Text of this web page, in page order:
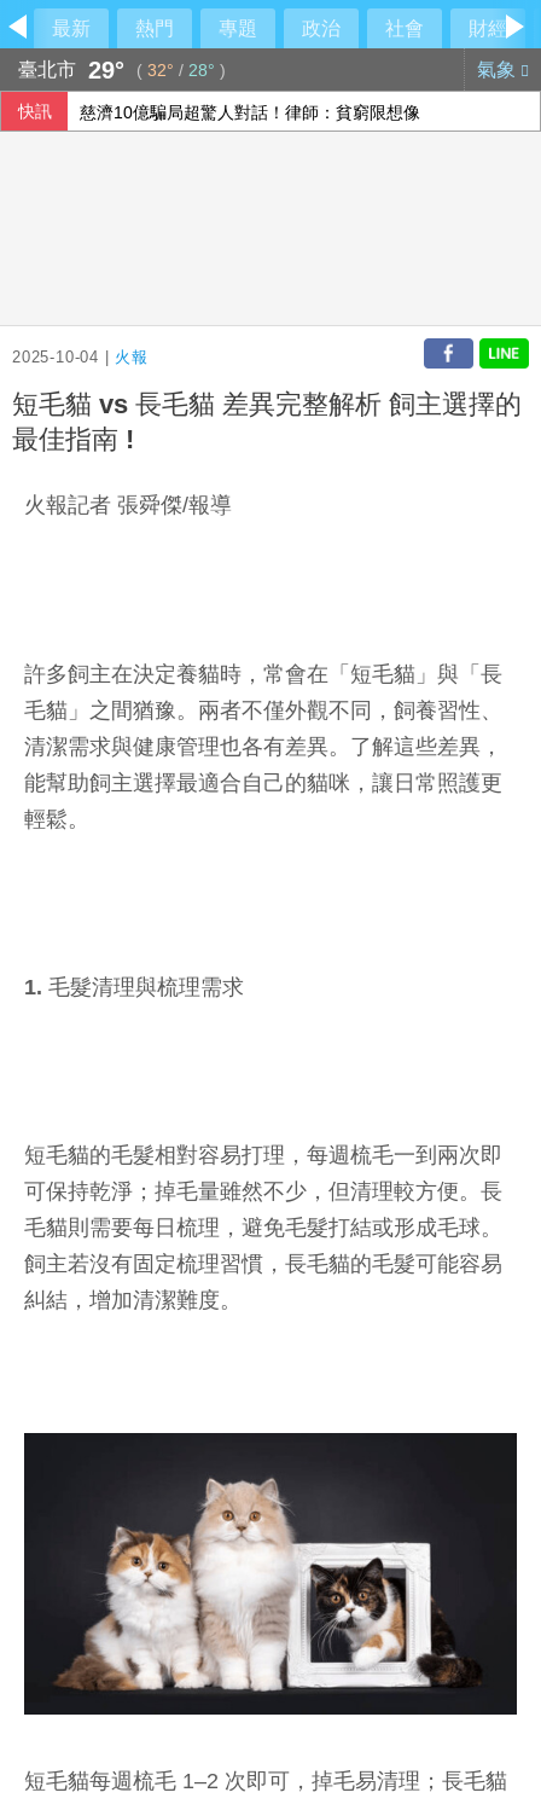
最新 熱門 專題 政治 社會
財經
臺北市 29° ( 32° / 28° ) 氣象
快訊 慈濟10億騙局超驚人對話！律師：貧窮限想像
2025-10-04 | 火報
短毛貓 vs 長毛貓 差異完整解析 飼主選擇的
最佳指南 !
火報記者 張舜傑/報導
許多飼主在決定養貓時，常會在「短毛貓」與「長
毛貓」之間猶豫。兩者不僅外觀不同，飼養習性、
清潔需求與健康管理也各有差異。了解這些差異，
能幫助飼主選擇最適合自己的貓咪，讓日常照護更
輕鬆。
1. 毛髮清理與梳理需求
短毛貓的毛髮相對容易打理，每週梳毛一到兩次即
可保持乾淨；掉毛量雖然不少，但清理較方便。長
毛貓則需要每日梳理，避免毛髮打結或形成毛球。
飼主若沒有固定梳理習慣，長毛貓的毛髮可能容易
糾結，增加清潔難度。
短毛貓每週梳毛 1–2 次即可，掉毛易清理；長毛貓